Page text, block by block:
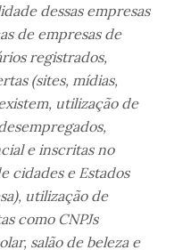
dessas empresas
de empresas de
registrados,
(sites, mídias,
utilização de
e inscritas no
cidades e Estados
utilização de
como CNPJs
salão de beleza e